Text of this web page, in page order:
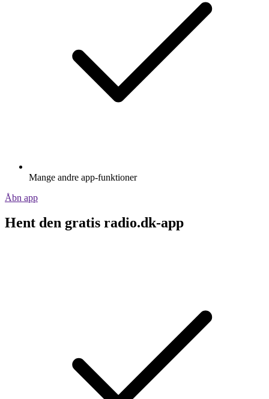
Mange andre app-funktioner
Åbn app
Hent den gratis radio.dk-app